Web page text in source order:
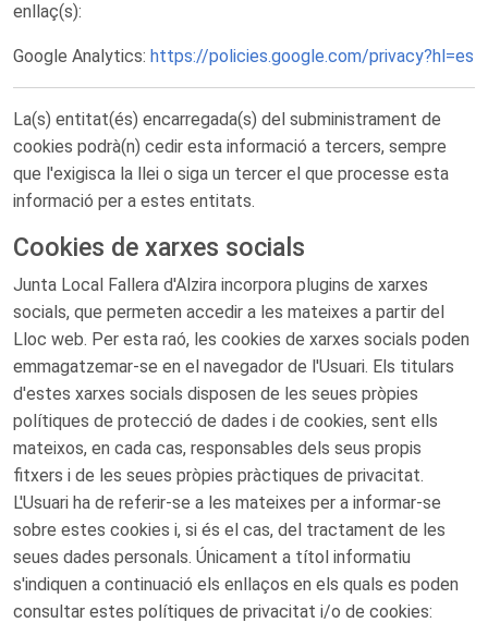
enllaç(s):
Google Analytics: https://policies.google.com/privacy?hl=es
La(s) entitat(és) encarregada(s) del subministrament de
cookies podrà(n) cedir esta informació a tercers, sempre
que l'exigisca la llei o siga un tercer el que processe esta
informació per a estes entitats.
Cookies de xarxes socials
Junta Local Fallera d'Alzira incorpora plugins de xarxes
socials, que permeten accedir a les mateixes a partir del
Lloc web. Per esta raó, les cookies de xarxes socials poden
emmagatzemar-se en el navegador de l'Usuari. Els titulars
d'estes xarxes socials disposen de les seues pròpies
polítiques de protecció de dades i de cookies, sent ells
mateixos, en cada cas, responsables dels seus propis
fitxers i de les seues pròpies pràctiques de privacitat.
L'Usuari ha de referir-se a les mateixes per a informar-se
sobre estes cookies i, si és el cas, del tractament de les
seues dades personals. Únicament a títol informatiu
s'indiquen a continuació els enllaços en els quals es poden
consultar estes polítiques de privacitat i/o de cookies: